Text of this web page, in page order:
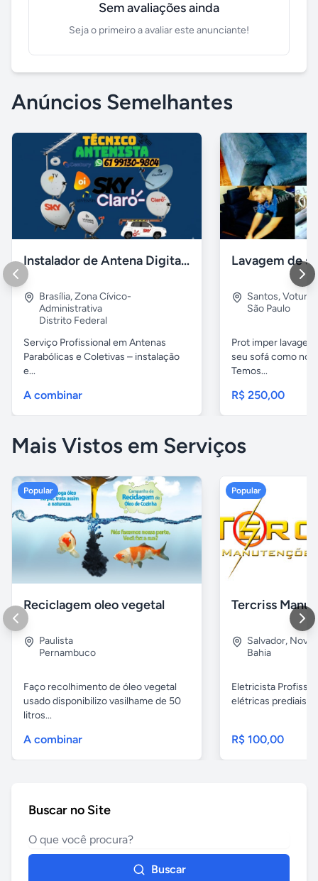
Sem avaliações ainda
Seja o primeiro a avaliar este anunciante!
Anúncios Semelhantes
Instalador de Antena Digital em Brasília
Brasília,Zona Cívico-
Administrativa
Distrito Federal
Serviço Profissional em Antenas
Parabólicas e Coletivas – instalação
e...
A combinar
Santos,Voturua
São Paulo
Prot imper
seu sofá como
Temos...
R$ 250,00
Mais Vistos em Serviços
Popular
Reciclagem oleo vegetal
Paulista
Pernambuco
Faço recolhimento de óleo vegetal
usado disponibilizo vasilhame de 50
litros...
A combinar
Popular
Salvador, Nova
Bahia
Eletricista
elétricas prediais e
R$ 100,00
Buscar no Site
Buscar